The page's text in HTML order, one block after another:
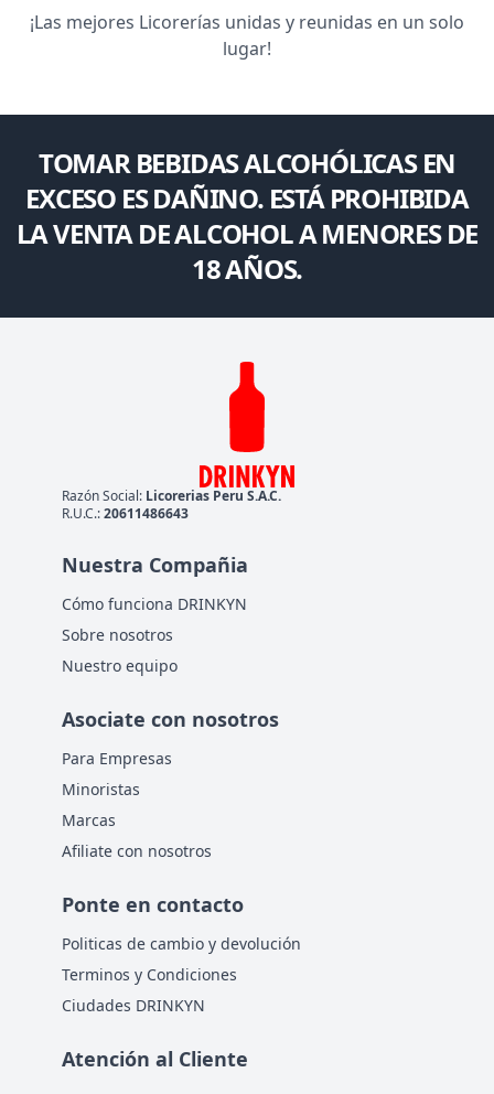
¡Las mejores Licorerías unidas y reunidas en un solo
lugar!
TOMAR BEBIDAS ALCOHÓLICAS EN
EXCESO ES DAÑINO. ESTÁ PROHIBIDA
LA VENTA DE ALCOHOL A MENORES DE
18 AÑOS.
Razón Social: Licorerias Peru S.A.C.
R.U.C.:20611486643
Nuestra Compañia
Cómo funciona DRINKYN
Sobre nosotros
Nuestro equipo
Asociate con nosotros
Para Empresas
Minoristas
Marcas
Afiliate con nosotros
Ponte en contacto
Politicas de cambio y devolución
Terminos y Condiciones
Ciudades DRINKYN
Atención al Cliente